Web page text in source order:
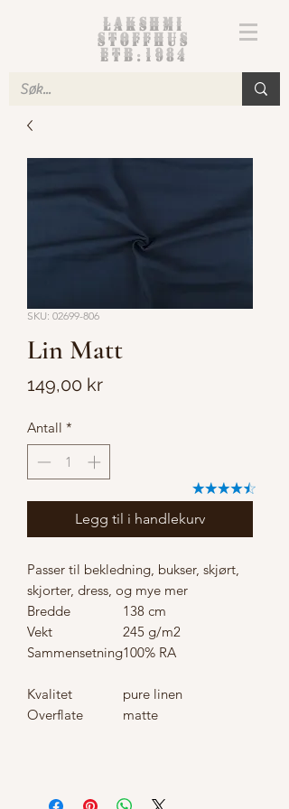
Lakshmi
Stoffhus
etb.1984
SKU: 02699-806
Lin Matt
149,00 krPris
Antall *
Legg til i handlekurv
Passer til bekledning, bukser, skjørt,
skjorter, dress, og mye mer
Bredde
138 cm
Vekt
245 g/m2
Sammensetning100% RA
Kvalitet
pure linen
Overflate
matte